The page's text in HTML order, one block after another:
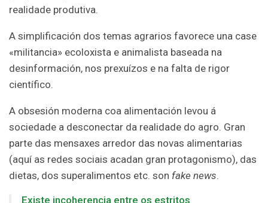
realidade produtiva.
A simplificación dos temas agrarios favorece una case
«militancia» ecoloxista e animalista baseada na
desinformación, nos prexuízos e na falta de rigor
científico.
A obsesión moderna coa alimentación levou á
sociedade a desconectar da realidade do agro. Gran
parte das mensaxes arredor das novas alimentarias
(aquí as redes sociais acadan gran protagonismo), das
dietas, dos superalimentos etc. son fake news.
Existe incoherencia entre os estritos